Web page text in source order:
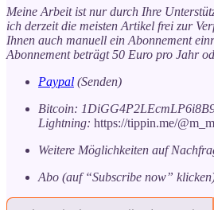
Meine Arbeit ist nur durch Ihre
ich derzeit die meisten Artikel frei zur
Ihnen auch manuell ein Abonnement
Abonnement beträgt 50 Euro pro Jahr
Paypal (Senden)
Bitcoin:
Lightning: https://tippin.me/
Weitere Möglichkeiten auf
Abo (auf “Subscribe now”